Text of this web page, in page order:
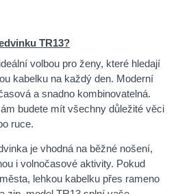
TR13?
volbou pro ženy, které hledají
kabelku na každý den. Moderní
a snadno kombinovatelná.
budete mít všechny důležité věci
ruce.
je vhodná na běžné nošení,
i volnočasové aktivity. Pokud
lehkou kabelku přes rameno